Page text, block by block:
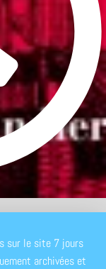
sur le site 7 jours
archivées et